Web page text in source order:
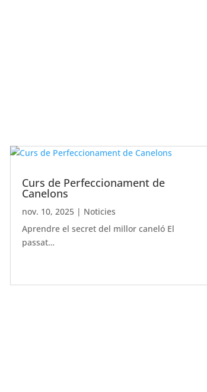
Curs de Perfeccionament de
Canelons
nov. 10, 2025| Noticies
Aprendre el secret del millor caneló El
passat…